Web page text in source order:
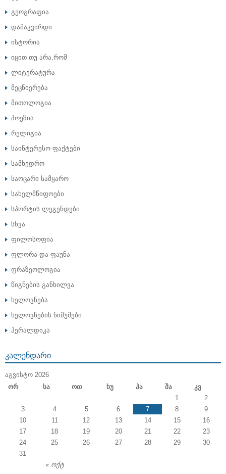
გეოგრაფია
დამაკვირდი
ისტორია
იცით თუ არა,რომ
ლიტერატურა
მეცნიერება
მითოლოგია
პოეზია
რელიგია
საინტერესო ფაქტები
სამხედრო
საოცარი სამყარო
სახელმწიფოები
სპორტის ლეგენდები
სხვა
ფილოსოფია
ფლორა და ფაუნა
ფრაზეოლოგია
წიგნების განხილვა
ხელოვნება
ხელოვნების ნიმუშები
ჰერალდიკა
ᲙᲐᲚᲔᲜᲓᲐᲠᲘ
ᲐᲒᲕᲘᲡᲢᲝ 2026
Ორ
Სა Ოთ Ხუ Პა Შა Კვ
« ოქტ
1
2
3
4 5 6 7 8
9
10
11 12 13 14 15
16
17
18 19 20 21 22
23
24
25 26 27 28 29
30
31